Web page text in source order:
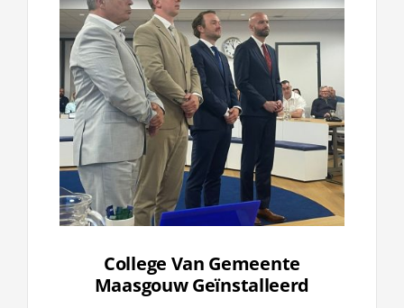
College Van Gemeente
Maasgouw Geïnstalleerd